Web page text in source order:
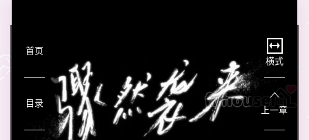
首页
目录
横式
上一章